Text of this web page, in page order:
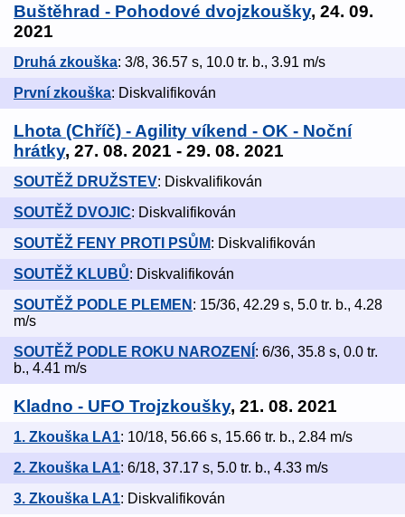
Buštěhrad - Pohodové dvojzkoušky, 24. 09.
2021
Druhá zkouška: 3/8, 36.57 s, 10.0 tr. b., 3.91 m/s
První zkouška: Diskvalifikován
Lhota (Chříč) - Agility víkend - OK - Noční
hrátky, 27. 08. 2021 - 29. 08. 2021
SOUTĚŽ DRUŽSTEV: Diskvalifikován
SOUTĚŽ DVOJIC: Diskvalifikován
SOUTĚŽ FENY PROTI PSŮM: Diskvalifikován
SOUTĚŽ KLUBŮ: Diskvalifikován
SOUTĚŽ PODLE PLEMEN : 15/36, 42.29 s, 5.0 tr. b., 4.28
m/s
SOUTĚŽ PODLE ROKU NAROZENÍ : 6/36, 35.8 s, 0.0 tr.
b., 4.41 m/s
Kladno - UFO Trojzkoušky, 21. 08. 2021
1. Zkouška LA1: 10/18, 56.66 s, 15.66 tr. b., 2.84 m/s
2. Zkouška LA1: 6/18, 37.17 s, 5.0 tr. b., 4.33 m/s
3. Zkouška LA1: Diskvalifikován